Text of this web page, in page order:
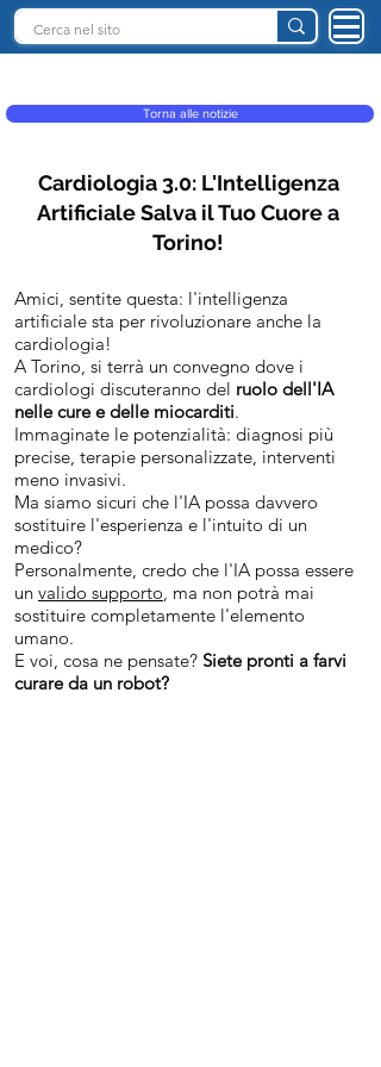
Torna alle notizie
Cardiologia 3.0: L'Intelligenza
Artificiale Salva il Tuo Cuore a
Torino!
Amici, sentite questa: l'intelligenza
artificiale sta per rivoluzionare anche la
cardiologia!
A Torino, si terrà un convegno dove i
cardiologi discuteranno del ruolo dell'IA
nelle cure e delle miocarditi.
Immaginate le potenzialità: diagnosi più
precise, terapie personalizzate, interventi
meno invasivi.
Ma siamo sicuri che l'IA possa davvero
sostituire l'esperienza e l'intuito di un
medico?
Personalmente, credo che l'IA possa essere
un valido supporto, ma non potrà mai
sostituire completamente l'elemento
umano.
E voi, cosa ne pensate? Siete pronti a farvi
curare da un robot?